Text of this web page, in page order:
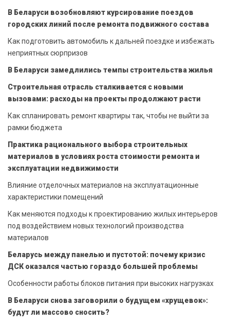
В Беларуси возобновляют курсирование поездов
городских линий после ремонта подвижного состава
Как подготовить автомобиль к дальней поездке и избежать
неприятных сюрпризов
В Беларуси замедлились темпы строительства жилья
Строительная отрасль сталкивается с новыми
вызовами: расходы на проекты продолжают расти
Как спланировать ремонт квартиры так, чтобы не выйти за
рамки бюджета
Практика рационального выбора строительных
материалов в условиях роста стоимости ремонта и
эксплуатации недвижимости
Влияние отделочных материалов на эксплуатационные
характеристики помещений
Как меняются подходы к проектированию жилых интерьеров
под воздействием новых технологий производства
материалов
Беларусь между панелью и пустотой: почему кризис
ДСК оказался частью гораздо большей проблемы
Особенности работы блоков питания при высоких нагрузках
В Беларуси снова заговорили о будущем «хрущевок»:
будут ли массово сносить?